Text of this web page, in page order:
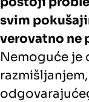
svim
verovatno ne
Nemoguće je